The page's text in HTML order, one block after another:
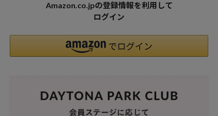
Amazon.co.jpの登録情報を利用して
ログイン